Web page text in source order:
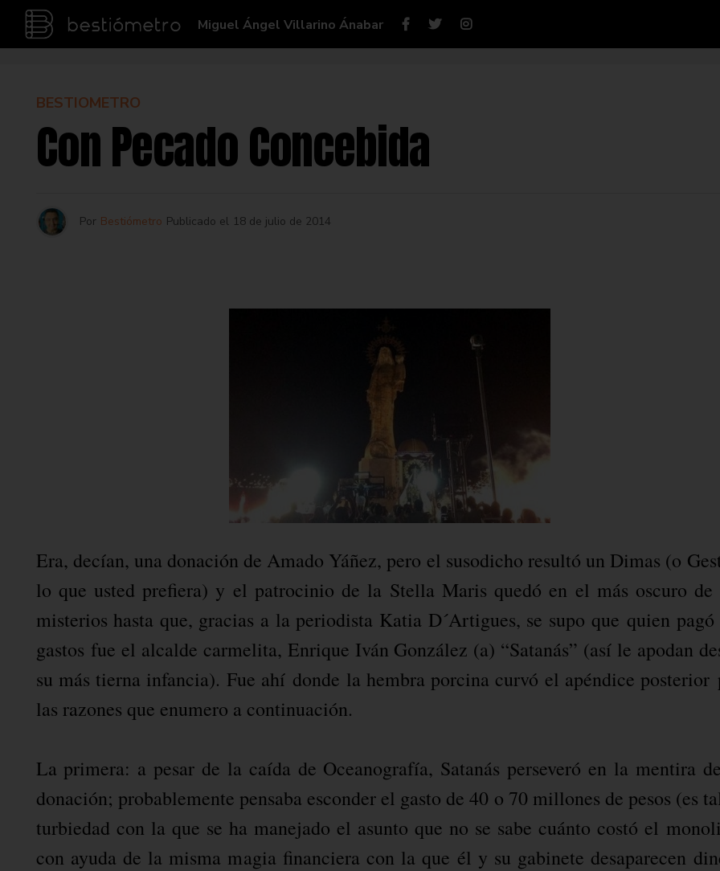
Miguel Ángel Villarino Ánabar
BESTIOMETRO
Con Pecado Concebida
Por Bestiómetro Publicado el 18 de julio de 2014
Era, decían, una donación de Amado Yáñez, pero el susodicho resultó un Dimas (o
lo que usted prefiera) y el patrocinio de la Stella Maris quedó en el más oscuro de
misterios hasta que, gracias a la periodista Katia D´Artigues, se supo que quien
gastos fue el alcalde carmelita, Enrique Iván González (a) “Satanás” (así le apodan
su más tierna infancia). Fue ahídonde la hembra porcina curvó el apéndice posterior
las razones que enumero a continuación.
La primera: a pesar de la caída de Oceanografía, Satanás perseveró en la mentira
donación; probablemente pensaba esconder el gasto de 40 o 70 millones de pesos (es
turbiedad con la que se ha manejado el asunto que no se sabe cuánto costó el
con ayuda de la misma magia financiera con la que él y su gabinete desaparecen